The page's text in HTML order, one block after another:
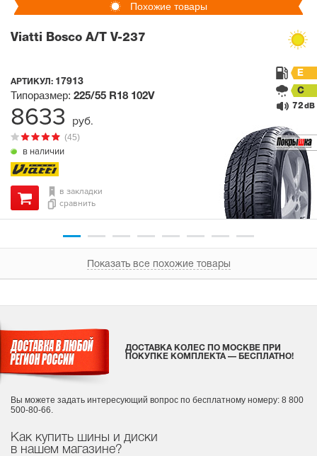
Похожие товары
Viatti Bosco A/T V-237
АРТИКУЛ: 17913
в наличии
(45)
Типоразмер: 225/55 R18 102V
E
C
72 dB
в закладки
сравнить
8633 руб.
Показать все похожие товары
Как купить шины и диски
в нашем магазине?
ДОСТАВКА КОЛЕС ПО МОСКВЕ ПРИ
ПОКУПКЕ КОМПЛЕКТА — БЕСПЛАТНО!
Вы можете задать интересующий вопрос по бесплатному номеру: 8 800
500-80-66.